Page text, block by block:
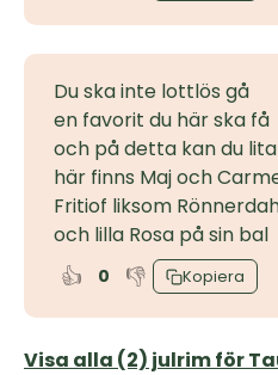
Du ska inte lottlös gå
en favorit du här ska få
och på detta kan du lita
här finns Maj och
Fritiof liksom
och lilla Rosa på sin bal
👍 0 👎 Kopiera
Visa alla (2) julrim för